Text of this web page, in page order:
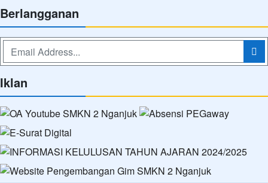
Berlangganan
Iklan